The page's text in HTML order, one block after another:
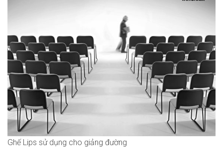
Ghế Lips sử dụng cho giảng đường